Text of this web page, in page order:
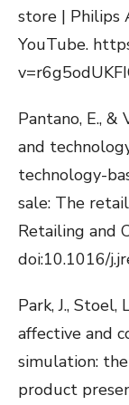
store | Philips
YouTube.
Pantano, E., &
and
technology-
sale: The
Retailing and
doi:10.1016/
Park, J., Stoel,
affective and
simulation:
product